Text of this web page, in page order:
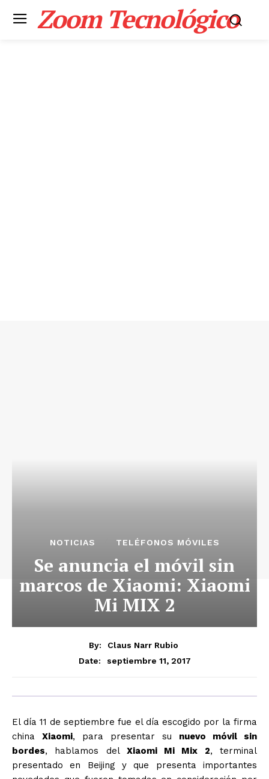
Zoom Tecnológico
NOTICIAS TELÉFONOS MÓVILES
Se anuncia el móvil sin
marcos de Xiaomi: Xiaomi
Mi MIX 2
By:
Claus Narr Rubio
Date:
septiembre 11, 2017
El día 11 de septiembre fue el día escogido por la firma
china Xiaomi, para presentar su nuevo móvil sin
bordes, hablamos del Xiaomi Mi Mix 2, terminal
presentado en Beijing y que presenta importantes